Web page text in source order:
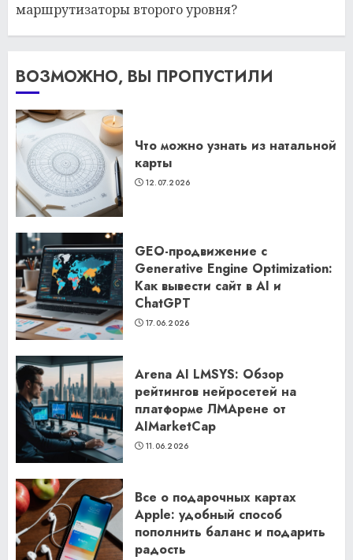
маршрутизаторы второго уровня?
ВОЗМОЖНО, ВЫ ПРОПУСТИЛИ
Что можно узнать из натальной
карты
12.07.2026
GEO-продвижение с
Generative Engine Optimization:
Как вывести сайт в AI и
ChatGPT
17.06.2026
Arena AI LMSYS: Обзор
рейтингов нейросетей на
платформе ЛМАрене от
AIMarketCap
11.06.2026
Все о подарочных картах
Apple: удобный способ
пополнить баланс и подарить
радость